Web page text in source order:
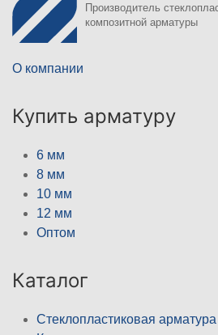
Производитель
композитной арматуры
О компании
Купить арматуру
6 мм
8 мм
10 мм
12 мм
Оптом
Каталог
Стеклопластиковая арматура